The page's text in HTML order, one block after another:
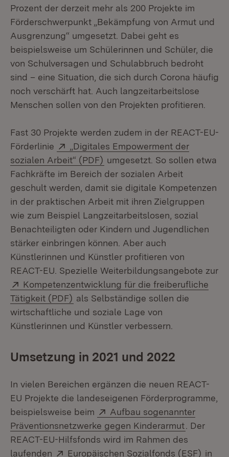
Prozent der derzeit mehr als 200 Projekte im
Förderschwerpunkt „Bekämpfung von Armut und
Ausgrenzung“ umgesetzt. Dabei geht es
beispielsweise um Schülerinnen und Schüler, die
von Schulversagen und Schulabbruch bedroht
sind – eine Situation, die sich durch Corona häufig
noch verschärft hat. Auch langzeitarbeitslose
Menschen sollen von den Projekten profitieren.
Fast 30 Projekte werden zudem in der REACT-EU-
Förderlinie
Extern:
„Digitales Empowerment der
sozialen Arbeit“ (PDF) (Öffnet in neuem Fenster)
umgesetzt. So sollen etwa
Fachkräfte im Bereich der sozialen Arbeit
geschult werden, damit sie digitale Kompetenzen
in der praktischen Arbeit mit ihren Zielgruppen
wie zum Beispiel Langzeitarbeitslosen, sozial
Benachteiligten oder Kindern und Jugendlichen
stärker einbringen können. Aber auch
Künstlerinnen und Künstler profitieren von
REACT-EU. Spezielle Weiterbildungsangebote zur
Extern:
Kompetenzentwicklung für die freiberufliche
Tätigkeit (PDF) (Öffnet in neuem Fenster)
als Selbständige sollen die
wirtschaftliche und soziale Lage von
Künstlerinnen und Künstler verbessern.
Umsetzung in 2021 und 2022
In vielen Bereichen ergänzen die neuen REACT-
EU Projekte die landeseigenen Förderprogramme,
beispielsweise beim
Extern:
Aufbau sogenannter
Präventionsnetzwerke gegen Kinderarmut (Öffnet
. Der
REACT-EU-Hilfsfonds wird im Rahmen des
laufenden
Extern:
Europäischen Sozialfonds (ESF) in